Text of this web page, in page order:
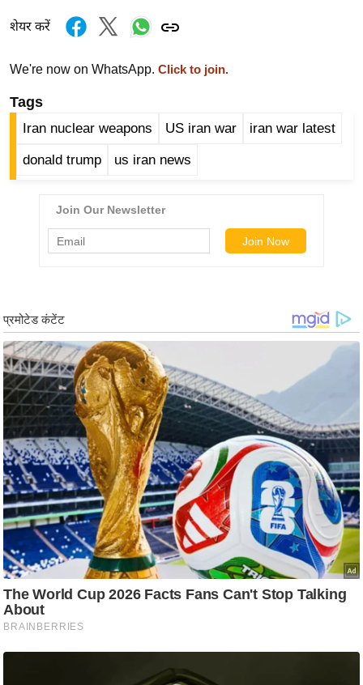
वु
फि
ल्म
स
मी
क्षा
n
g
N
e
w
s
ला
इ
फ
स्टा
इ
ल
टे
क्नॉ
लॉ
जी
ब्यू
शेयर करें
We're now on WhatsApp. Click to join.
Tags
Iran nuclear weapons US iran war iran war latest
donald trump us iran news